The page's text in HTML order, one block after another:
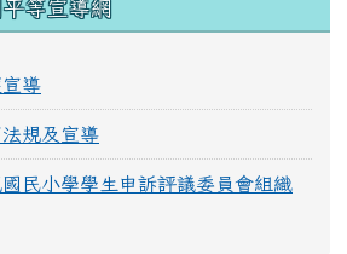
等宣導網
導
規及宣導
民小學學生申訴評議委員會組織